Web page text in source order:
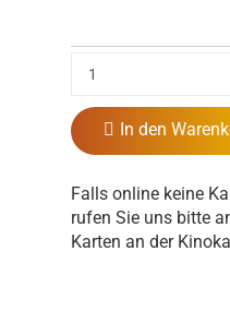
In den
Falls online keine
rufen Sie uns bitte
Karten an der